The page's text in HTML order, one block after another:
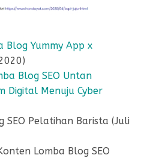
Blog Yummy App x
Blog SEO Untan
Digital Menuju Cyber
SEO Pelatihan Barista (Juli
Lomba Blog SEO